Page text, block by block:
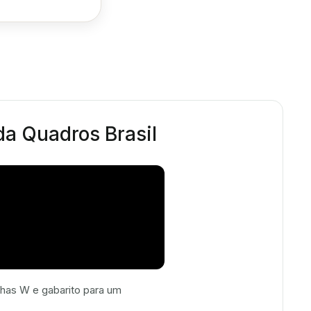
Quadros Brasil
W e gabarito para um